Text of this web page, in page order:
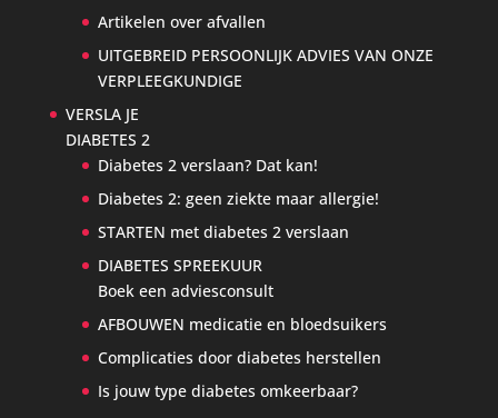
Artikelen over afvallen
UITGEBREID PERSOONLIJK ADVIES VAN ONZE
VERPLEEGKUNDIGE
VERSLA JE
DIABETES 2
Diabetes 2 verslaan? Dat kan!
Diabetes 2: geen ziekte maar allergie!
STARTEN met diabetes 2 verslaan
DIABETES SPREEKUUR
Boek een adviesconsult
AFBOUWEN medicatie en bloedsuikers
Complicaties door diabetes herstellen
Is jouw type diabetes omkeerbaar?